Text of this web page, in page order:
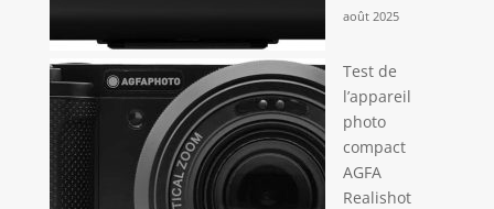
août 2025
Test de
l’appareil
photo
compact
AGFA
Realishot